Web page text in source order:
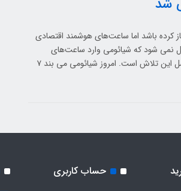
کرده باشد اما ساعت‌های هوشمند اقتصادی
نمی شود که شیائومی وارد ساعت‌های
هوشمند اقتصادی نشود، Xioami Mi Band 7 Pro حاصل این تلاش است. امروز شیائومی می بند ۷
حساب کاربری